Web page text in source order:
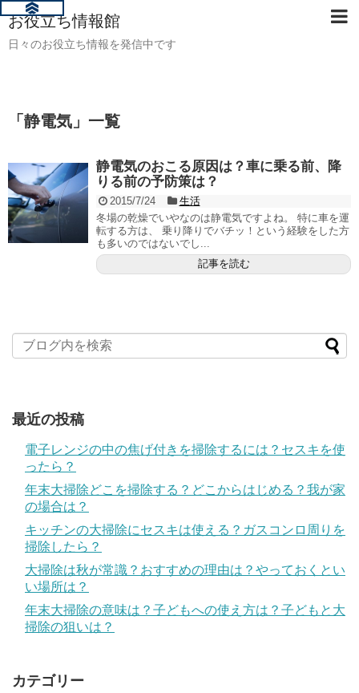
お役立ち情報館
日々のお役立ち情報を発信中です
「 静電気 」 一覧
静電気のおこる原因は？車に乗る前、降
りる前の予防策は？
2015/7/24
生活
冬場の乾燥でいやなのは静電気ですよね。 特に車を運
転する方は、 乗り降りでバチッ！という経験をした方
も多いのではないでし...
記事を読む
最近の投稿
電子レンジの中の焦げ付きを掃除するには？セスキを使
ったら？
年末大掃除どこを掃除する？どこからはじめる？我が家
の場合は？
キッチンの大掃除にセスキは使える？ガスコンロ周りを
掃除したら？
大掃除は秋が常識？おすすめの理由は？やっておくとい
い場所は？
年末大掃除の意味は？子どもへの使え方は？子どもと大
掃除の狙いは？
カテゴリー